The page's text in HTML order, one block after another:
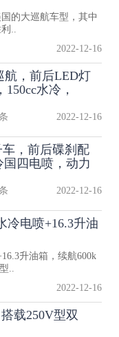
的大巡航车型，其中
..
2022-12-16
航，前后LED灯
水冷，
2022-12-16
车，前后碟刹配
四电喷，动力
2022-12-16
冷电喷+16.3升油
升油箱，续航600k
..
2022-12-16
载250V型双